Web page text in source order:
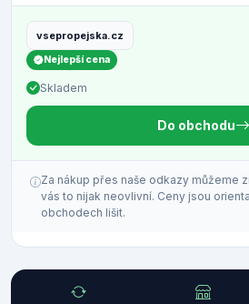
vsepropejska.cz
Nejlepší cena
Skladem
Do obchodu
Za nákup přes naše odkazy můžeme
vás to nijak neovlivní. Ceny jsou
obchodech lišit.